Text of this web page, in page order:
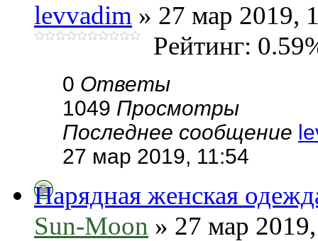
levvadim » 27 мар 2019,
Рейтинг:
0 Ответы
1049 Просмотры
Последнее сообщение
27 мар 2019, 11:54
Нарядная женская
Sun-Moon » 27 мар